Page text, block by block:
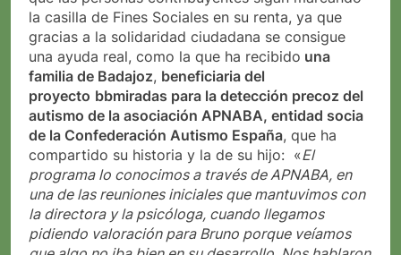
la casilla de Fines Sociales en su renta, ya que
gracias a la solidaridad ciudadana se consigue
una ayuda real, como la que ha recibido una
familia de Badajoz, beneficiaria del
proyecto bbmiradas para la detección precoz del
autismo de la asociación APNABA, entidad socia
de la Confederación Autismo España, que ha
compartido su historia y la de su hijo: «El
programa lo conocimos a través de APNABA, en
una de las reuniones iniciales que mantuvimos con
la directora y la psicóloga, cuando llegamos
pidiendo valoración para Bruno porque veíamos